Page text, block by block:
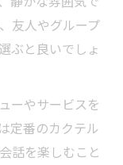
友人やグループ
ぶと良いでしょ
ーやサービスを
定番のカクテル
話を楽しむこと